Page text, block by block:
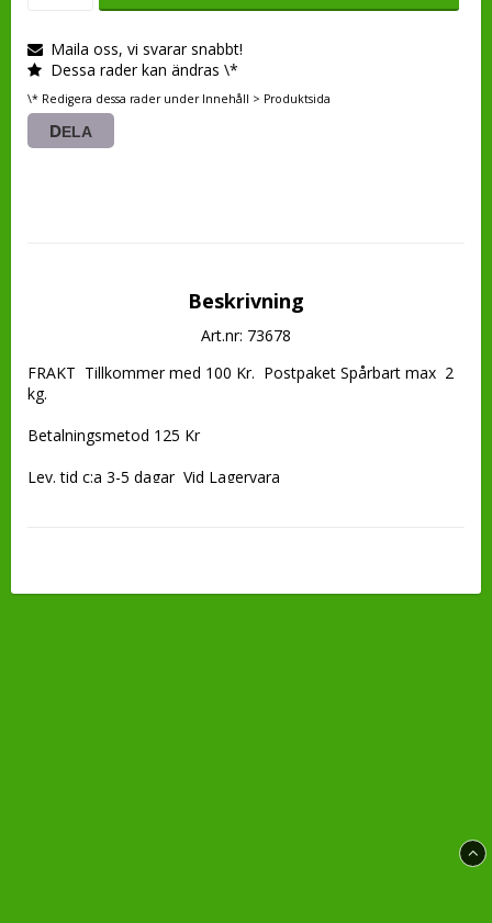
Maila oss, vi svarar snabbt!
Dessa rader kan ändras \*
\* Redigera dessa rader under Innehåll > Produktsida
DELA
Beskrivning
Art.nr: 73678
FRAKT  Tillkommer med 100 Kr.  Postpaket Spårbart max  2
kg.
Betalningsmetod 125 Kr
Lev. tid c:a 3-5 dagar  Vid Lagervara